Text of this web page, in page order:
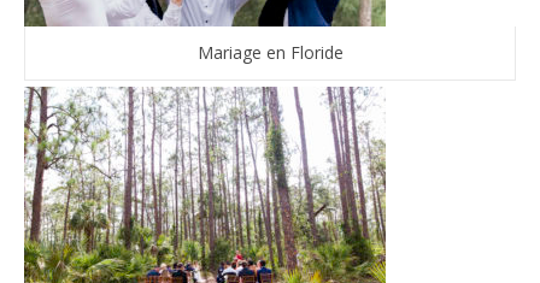
Mariage en Floride